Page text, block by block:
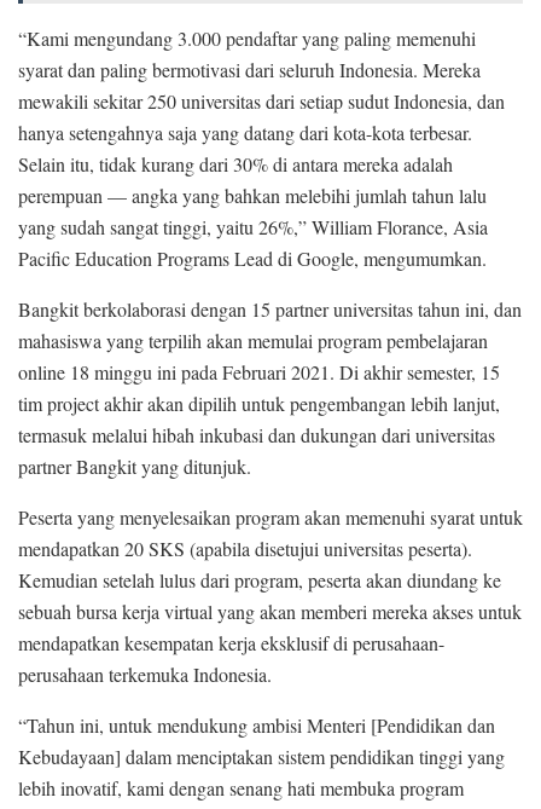
“Kami mengundang 3.000 pendaftar yang paling memenuhi
syarat dan paling bermotivasi dari seluruh Indonesia. Mereka
mewakili sekitar 250 universitas dari setiap sudut Indonesia, dan
hanya setengahnya saja yang datang dari kota-kota terbesar.
Selain itu, tidak kurang dari 30% di antara mereka adalah
perempuan — angka yang bahkan melebihi jumlah tahun lalu
yang sudah sangat tinggi, yaitu 26%,” William Florance, Asia
Pacific Education Programs Lead di Google, mengumumkan.
Bangkit berkolaborasi dengan 15 partner universitas tahun ini, dan
mahasiswa yang terpilih akan memulai program pembelajaran
online 18 minggu ini pada Februari 2021. Di akhir semester, 15
tim project akhir akan dipilih untuk pengembangan lebih lanjut,
termasuk melalui hibah inkubasi dan dukungan dari universitas
partner Bangkit yang ditunjuk.
Peserta yang menyelesaikan program akan memenuhi syarat untuk
mendapatkan 20 SKS (apabila disetujui universitas peserta).
Kemudian setelah lulus dari program, peserta akan diundang ke
sebuah bursa kerja virtual yang akan memberi mereka akses untuk
mendapatkan kesempatan kerja eksklusif di perusahaan-
perusahaan terkemuka Indonesia.
“Tahun ini, untuk mendukung ambisi Menteri [Pendidikan dan
Kebudayaan] dalam menciptakan sistem pendidikan tinggi yang
lebih inovatif, kami dengan senang hati membuka program